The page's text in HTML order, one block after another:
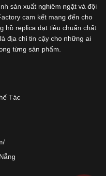
sản xuất nghiêm ngặt và đội
cam kết mang đến cho
hồ replica đạt tiêu chuẩn chất
địa chỉ tin cậy cho những ai
từng sản phẩm.
Tác